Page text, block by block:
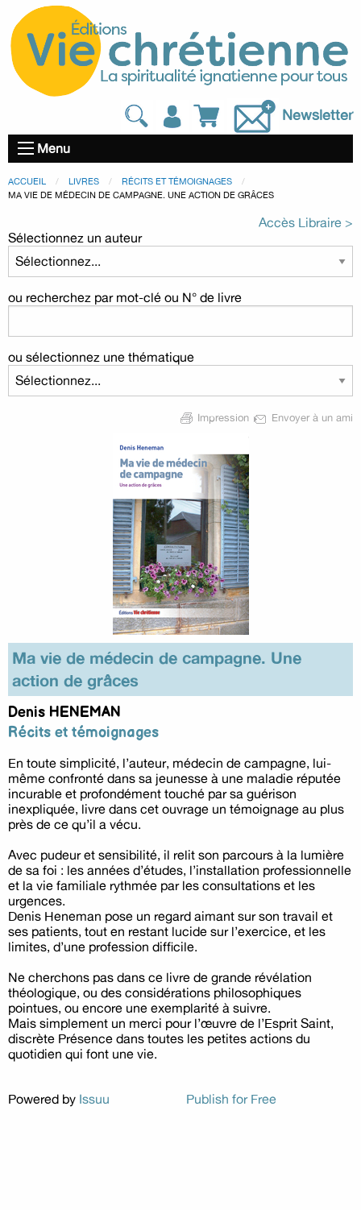
Newsletter
Menu
ACCUEIL LIVRES
RÉCITS ET TÉMOIGNAGES
MA VIE DE MÉDECIN DE CAMPAGNE. UNE ACTION DE GRÂCES
Accès Libraire >
Sélectionnez un auteur
ou recherchez par mot-clé ou N° de livre
ou sélectionnez une thématique
Impression Envoyer à un ami
Ma vie de médecin de campagne. Une
action de grâces
Denis HENEMAN
Récits et témoignages
En toute simplicité, l’auteur, médecin de campagne, lui-
même confronté dans sa jeunesse à une maladie réputée
incurable et profondément touché par sa guérison
inexpliquée, livre dans cet ouvrage un témoignage au plus
près de ce qu’il a vécu.
Avec pudeur et sensibilité, il relit son parcours à la lumière
de sa foi : les années d’études, l’installation professionnelle
et la vie familiale rythmée par les consultations et les
urgences.
Denis Heneman pose un regard aimant sur son travail et
ses patients, tout en restant lucide sur l’exercice, et les
limites, d’une profession difficile.
Ne cherchons pas dans ce livre de grande révélation
théologique, ou des considérations philosophiques
pointues, ou encore une exemplarité à suivre.
Mais simplement un merci pour l’œuvre de l’Esprit Saint,
discrète Présence dans toutes les petites actions du
quotidien qui font une vie.
Powered by Issuu Publish for Free